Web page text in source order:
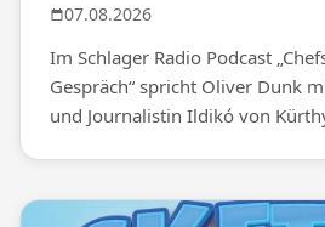
07.08.2026
Im Schlager Radio Podcast
Gespräch“ spricht Oliver Dunk
und Journalistin Ildikó von